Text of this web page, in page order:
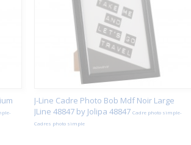
J-Line Cadre Photo Bob Mdf Noir Large
JLine 48847 by Jolipa 48847 Cadre photo simple-
Cadres photo simple